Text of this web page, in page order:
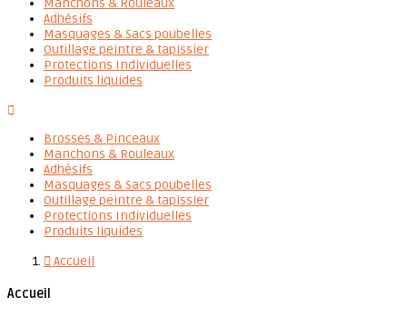
Manchons & Rouleaux
Adhésifs
Masquages & Sacs poubelles
Outillage peintre & tapissier
Protections Individuelles
Produits liquides

Brosses & Pinceaux
Manchons & Rouleaux
Adhésifs
Masquages & Sacs poubelles
Outillage peintre & tapissier
Protections Individuelles
Produits liquides
 Accueil
Accueil